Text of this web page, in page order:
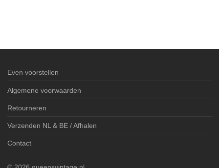
Even voorstellen
Algemene voorwaarden
Retourneren
Verzenden NL & BE / Afhalen
Contact